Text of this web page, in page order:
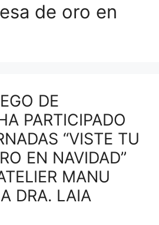
de oro en
DE
PARTICIPADO
“VISTE TU
EN NAVIDAD”
MANU
DRA. LAIA